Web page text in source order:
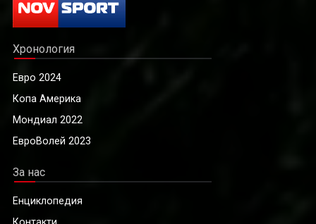
Хронология
Евро 2024
Копа Америка
Мондиал 2022
ЕвроВолей 2023
За нас
Енциклопедия